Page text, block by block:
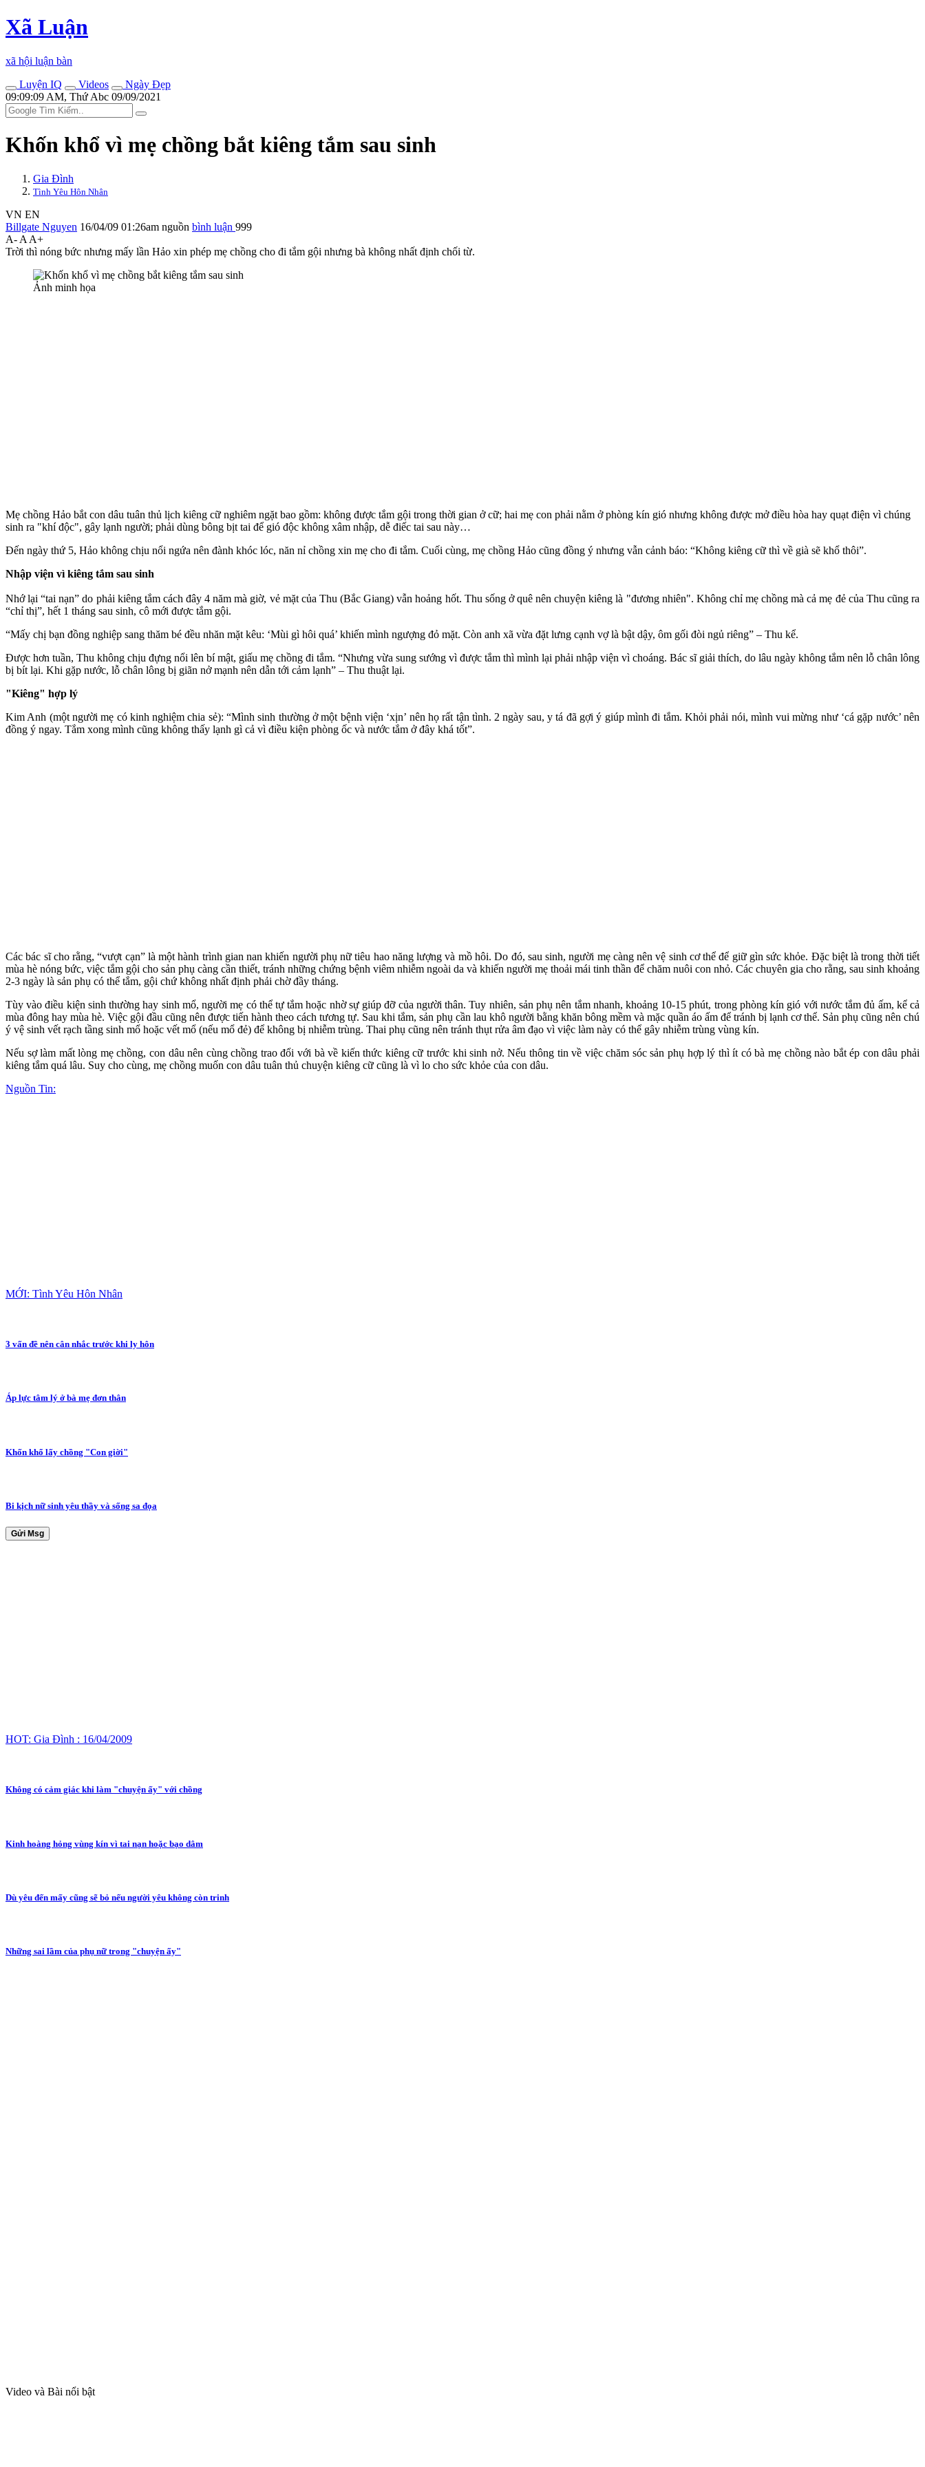
Xã Luận
xã hội luận bàn
Luyện IQ
Videos
Ngày Đẹp
09:09:09 AM, Thứ Abc 09/09/2021
Khốn khổ vì mẹ chồng bắt kiêng tắm sau sinh
Gia Đình
Tình Yêu Hôn Nhân
VN EN
Billgate Nguyen 16/04/09 01:26am nguồn bình luận 999
A- A A+
Trời thì nóng bức nhưng mấy lần Hảo xin phép mẹ chồng cho đi tắm gội nhưng bà không nhất định chối từ.
Ảnh minh họa
Mẹ chồng Hảo bắt con dâu tuân thủ lịch kiêng cữ nghiêm ngặt bao gồm: không được tắm gội trong thời gian ở cữ; hai mẹ con phải nằm ở phòng kín gió nhưng không được mở điều hòa hay quạt điện vì chúng
sinh ra "khí độc", gây lạnh người; phải dùng bông bịt tai để gió độc không xâm nhập, dễ điếc tai sau này…
Đến ngày thứ 5, Hảo không chịu nổi ngứa nên đành khóc lóc, năn nỉ chồng xin mẹ cho đi tắm. Cuối cùng, mẹ chồng Hảo cũng đồng ý nhưng vẫn cảnh báo: “Không kiêng cữ thì về già sẽ khổ thôi”.
Nhập viện vì kiêng tắm sau sinh
Nhớ lại “tai nạn” do phải kiêng tắm cách đây 4 năm mà giờ, vẻ mặt của Thu (Bắc Giang) vẫn hoảng hốt. Thu sống ở quê nên chuyện kiêng là "đương nhiên". Không chỉ mẹ chồng mà cả mẹ đẻ của Thu cũng ra
“chỉ thị”, hết 1 tháng sau sinh, cô mới được tắm gội.
“Mấy chị bạn đồng nghiệp sang thăm bé đều nhăn mặt kêu: ‘Mùi gì hôi quá’ khiến mình ngượng đỏ mặt. Còn anh xã vừa đặt lưng cạnh vợ là bật dậy, ôm gối đòi ngủ riêng” – Thu kể.
Được hơn tuần, Thu không chịu đựng nổi lên bí mật, giấu mẹ chồng đi tắm. “Nhưng vừa sung sướng vì được tắm thì mình lại phải nhập viện vì choáng. Bác sĩ giải thích, do lâu ngày không tắm nên lỗ chân lông
bị bít lại. Khi gặp nước, lỗ chân lông bị giãn nở mạnh nên dẫn tới cảm lạnh” – Thu thuật lại.
"Kiêng" hợp lý
Kim Anh (một người mẹ có kinh nghiệm chia sẻ): “Mình sinh thường ở một bệnh viện ‘xịn’ nên họ rất tận tình. 2 ngày sau, y tá đã gợi ý giúp mình đi tắm. Khỏi phải nói, mình vui mừng như ‘cá gặp nước’ nên
đồng ý ngay. Tắm xong mình cũng không thấy lạnh gì cả vì điều kiện phòng ốc và nước tắm ở đây khá tốt”.
Các bác sĩ cho rằng, “vượt cạn” là một hành trình gian nan khiến người phụ nữ tiêu hao năng lượng và mồ hôi. Do đó, sau sinh, người mẹ càng nên vệ sinh c‌ơ th‌ể để giữ gìn sức khỏe. Đặc biệt là trong thời tiết
mùa hè nóng bức, việc tắm gội cho sản phụ càng cần thiết, tránh những chứng bệnh viêm nhiễm ngoài da và khiến người mẹ thoải mái tinh thần để chăm nuôi con nhỏ. Các chuyên gia cho rằng, sau sinh khoảng
2-3 ngày là sản phụ có thể tắm, gội chứ không nhất định phải chờ đầy tháng.
Tùy vào điều kiện sinh thường hay sinh mổ, người mẹ có thể tự tắm hoặc nhờ sự giúp đỡ của người thân. Tuy nhiên, sản phụ nên tắm nhanh, khoảng 10-15 phút, trong phòng kín gió với nước tắm đủ ấm, kể cả
mùa đông hay mùa hè. Việc gội đầu cũng nên được tiến hành theo cách tương tự. Sau khi tắm, sản phụ cần lau khô người bằng khăn bông mềm và mặc quần áo ấm để tránh bị lạnh c‌ơ th‌ể. Sản phụ cũng nên chú
ý vệ sinh vết rạch tầng sinh mổ hoặc vết mổ (nếu mổ đẻ) để không bị nhiễm trùng. Thai phụ cũng nên tránh thụt rửa âm đạo vì việc làm này có thể gây nhiễm trùng vùng kín.
Nếu sợ làm mất lòng mẹ chồng, con dâu nên cùng chồng trao đổi với bà về kiến thức kiêng cữ trước khi sinh nở. Nếu thông tin về việc chăm sóc sản phụ hợp lý thì ít có bà mẹ chồng nào bắt ép con dâu phải
kiêng tắm quá lâu. Suy cho cùng, mẹ chồng muốn con dâu tuân thủ chuyện kiêng cữ cũng là vì lo cho sức khỏe của con dâu.
Nguồn Tin:
MỚI: Tình Yêu Hôn Nhân
3 vấn đề nên cân nhắc trước khi ly hôn
Áp lực tâm lý ở bà mẹ đơn thân
Khốn khổ lấy chồng "Con giời"
Bi kịch nữ sinh yêu thầy và sống sa đọa
Gửi Msg
HOT: Gia Đình : 16/04/2009
Không có cảm giác khi làm "chuyện ấy" với chồng
Kinh hoàng hỏng vùng kín vì tai nạn hoặc bạo dâm
Dù yêu đến mấy cũng sẽ bỏ nếu người yêu không còn trinh
Những sai lầm của phụ nữ trong "chuyện ấy"
Video và Bài nổi bật